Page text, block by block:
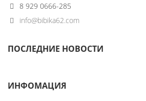
8 929 0666-285
info@bibika62.com
ПОСЛЕДНИЕ НОВОСТИ
ИНФОМАЦИЯ